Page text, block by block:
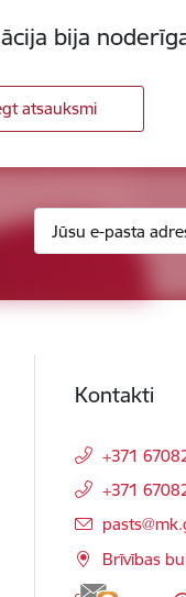
bija
atsauksmi
Kontakti
+371
+371
E-pasts:
Brīvības